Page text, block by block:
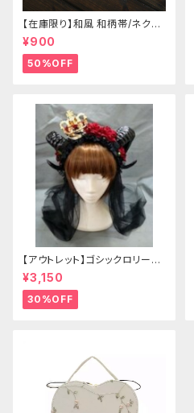
【在庫限り】和風 和柄帯/ネクタ
イ/リボン（狐面/金魚
¥900
50%OFF
【アウトレット】ゴシックロリータ
ゴールドクラウン＆ホーン(ヴェ
ール付き)
¥3,150
30%OFF